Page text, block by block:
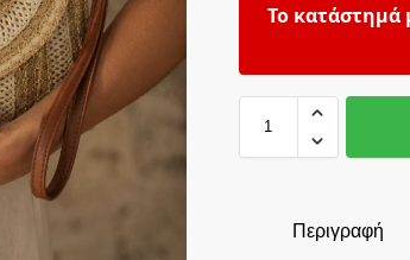
Το κατάστημά
Περιγραφή